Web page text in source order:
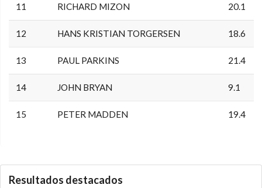
11 RICHARD MIZON 20.1
12 HANS KRISTIAN TORGERSEN 18.6
13 PAUL PARKINS 21.4
14 JOHN BRYAN 9.1
15 PETER MADDEN 19.4
Resultados destacados